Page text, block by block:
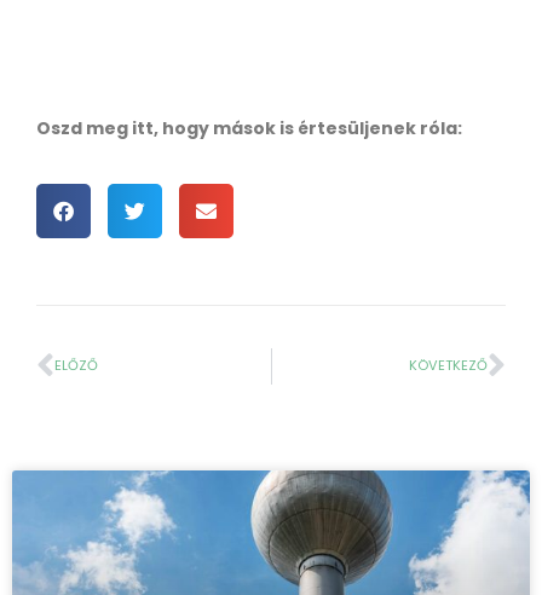
Oszd meg itt, hogy mások is értesüljenek róla:
ELŐZŐ KÖVETKEZŐ